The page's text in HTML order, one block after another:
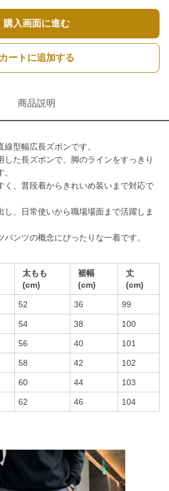
購入画面に進む
カートに追加する
商品説明
線型幅広長ズボンです。
した長ズボンで、脚のラインをすっきり
く、普段着からきれいめ装いまで対応で
し、日常使いから職場場面まで活躍しま
パンツの概念にぴったりな一着です。
太もも
(cm)
裾幅
(cm)
丈
(cm)
52 36 99
54 38 100
56 40 101
58 42 102
60 44 103
62 46 104